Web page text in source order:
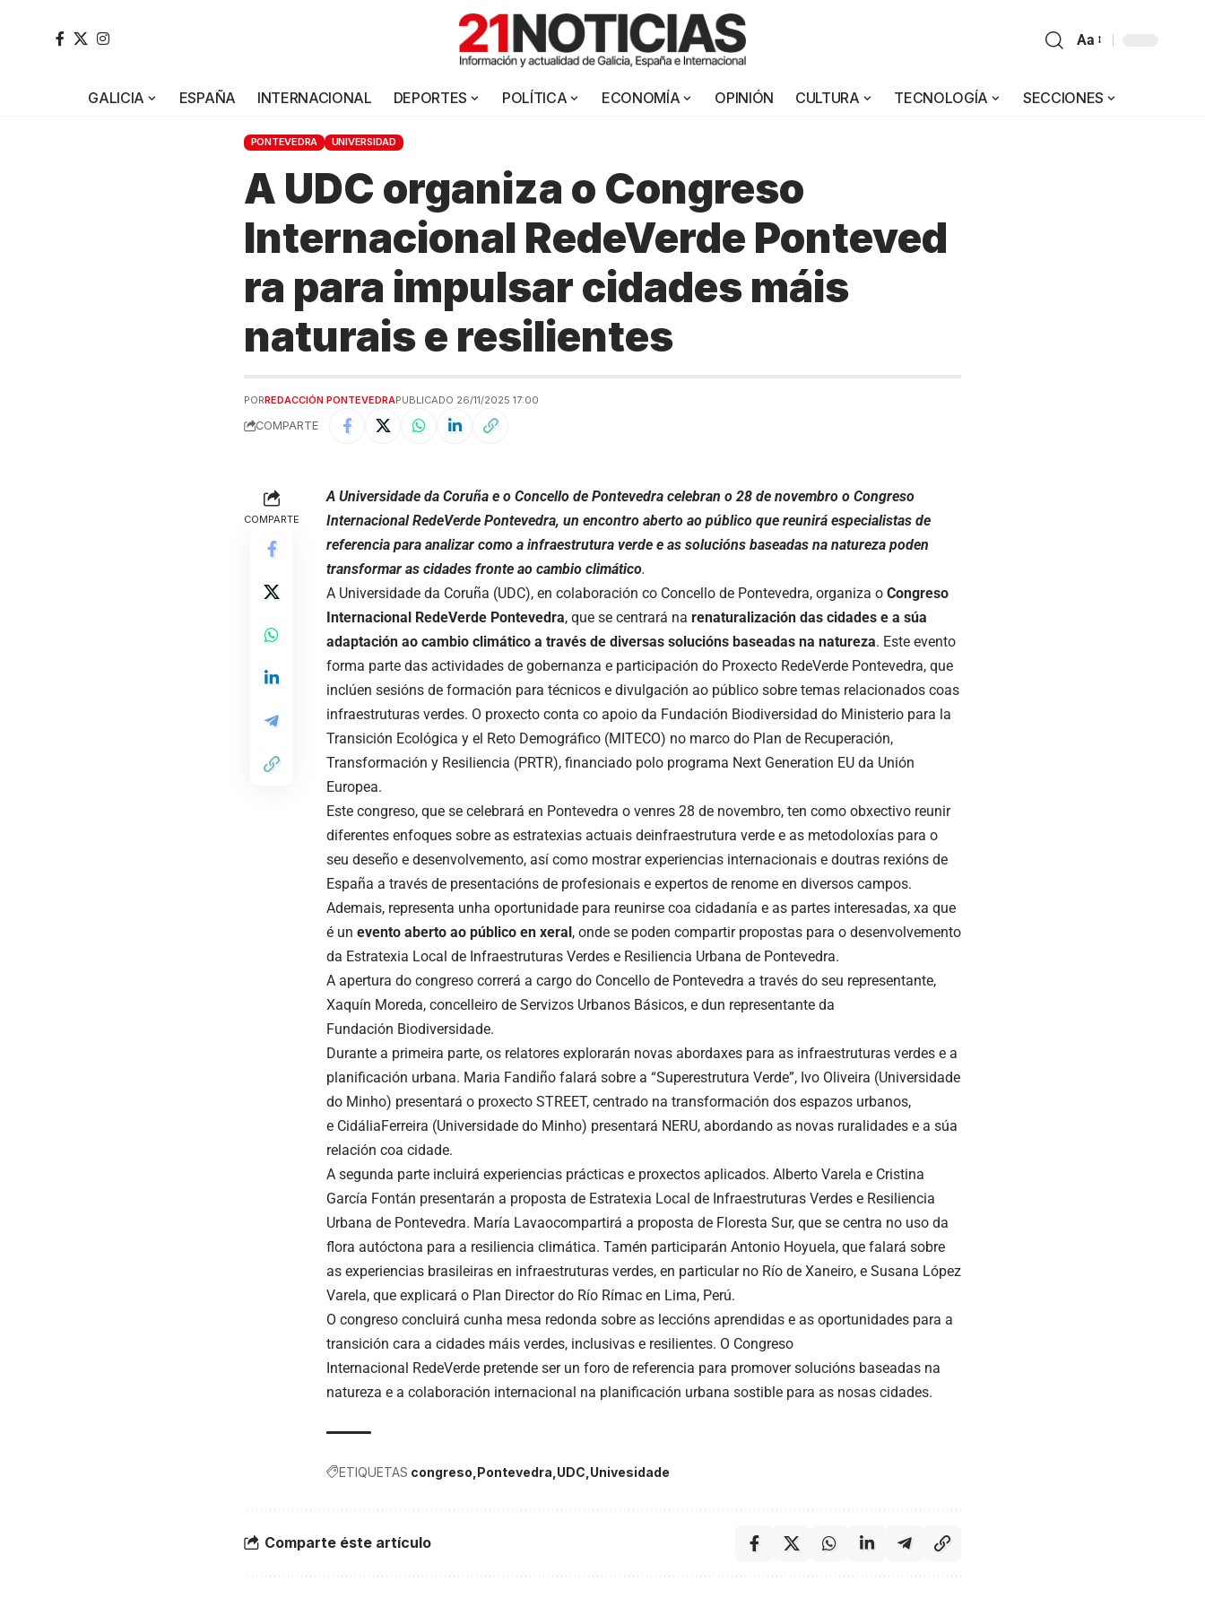
Aa
GALICIA ESPAÑA INTERNACIONAL DEPORTES POLÍTICA ECONOMÍA OPINIÓN CULTURA TECNOLOGÍA SECCIONES
PONTEVEDRA UNIVERSIDAD
A UDC organiza o Congreso
Internacional RedeVerde Ponteved
ra para impulsar cidades máis
naturais e resilientes
PORREDACCIÓN PONTEVEDRAPUBLICADO 26/11/2025 17:00
COMPARTE
COMPARTE
A Universidade da Coruña e o Concello de Pontevedra celebran o 28 de novembro o Congreso
Internacional RedeVerde Pontevedra, un encontro aberto ao público que reunirá especialistas de
referencia para analizar como a infraestrutura verde e as solucións baseadas na natureza poden
transformar as cidades fronte ao cambio climático.
A Universidade da Coruña (UDC), en colaboración co Concello de Pontevedra, organiza o Congreso
Internacional RedeVerde Pontevedra, que se centrará na renaturalización das cidades e a súa
adaptación ao cambio climático a través de diversas solucións baseadas na natureza. Este evento
forma parte das actividades de gobernanza e participación do Proxecto RedeVerde Pontevedra, que
inclúen sesións de formación para técnicos e divulgación ao público sobre temas relacionados coas
infraestruturas verdes. O proxecto conta co apoio da Fundación Biodiversidad do Ministerio para la
Transición Ecológica y el Reto Demográfico (MITECO) no marco do Plan de Recuperación,
Transformación y Resiliencia (PRTR), financiado polo programa Next Generation EU da Unión
Europea.
Este congreso, que se celebrará en Pontevedra o venres 28 de novembro, ten como obxectivo reunir
diferentes enfoques sobre as estratexias actuais deinfraestrutura verde e as metodoloxías para o
seu deseño e desenvolvemento, así como mostrar experiencias internacionais e doutras rexións de
España a través de presentacións de profesionais e expertos de renome en diversos campos.
Ademais, representa unha oportunidade para reunirse coa cidadanía e as partes interesadas, xa que
é un evento aberto ao público en xeral, onde se poden compartir propostas para o desenvolvemento
da Estratexia Local de Infraestruturas Verdes e Resiliencia Urbana de Pontevedra.
A apertura do congreso correrá a cargo do Concello de Pontevedra a través do seu representante,
Xaquín Moreda, concelleiro de Servizos Urbanos Básicos, e dun representante da
Fundación Biodiversidade.
Durante a primeira parte, os relatores explorarán novas abordaxes para as infraestruturas verdes e a
planificación urbana. Maria Fandiño falará sobre a “Superestrutura Verde”, Ivo Oliveira (Universidade
do Minho) presentará o proxecto STREET, centrado na transformación dos espazos urbanos,
e CidáliaFerreira (Universidade do Minho) presentará NERU, abordando as novas ruralidades e a súa
relación coa cidade.
A segunda parte incluirá experiencias prácticas e proxectos aplicados. Alberto Varela e Cristina
García Fontán presentarán a proposta de Estratexia Local de Infraestruturas Verdes e Resiliencia
Urbana de Pontevedra. María Lavaocompartirá a proposta de Floresta Sur, que se centra no uso da
flora autóctona para a resiliencia climática. Tamén participarán Antonio Hoyuela, que falará sobre
as experiencias brasileiras en infraestruturas verdes, en particular no Río de Xaneiro, e Susana López
Varela, que explicará o Plan Director do Río Rímac en Lima, Perú.
O congreso concluirá cunha mesa redonda sobre as leccións aprendidas e as oportunidades para a
transición cara a cidades máis verdes, inclusivas e resilientes. O Congreso
Internacional RedeVerde pretende ser un foro de referencia para promover solucións baseadas na
natureza e a colaboración internacional na planificación urbana sostible para as nosas cidades.
ETIQUETAS congreso Pontevedra UDC Univesidade
Comparte éste artículo